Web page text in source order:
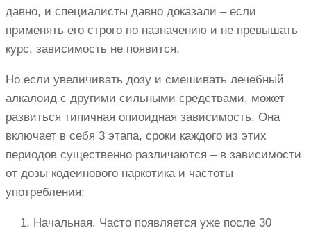
давно, и специалисты давно доказали – если
применять его строго по назначению и не превышать
курс, зависимость не появится.
Но если увеличивать дозу и смешивать лечебный
алкалоид с другими сильными средствами, может
развиться типичная опиоидная зависимость. Она
включает в себя 3 этапа, сроки каждого из этих
периодов существенно различаются – в зависимости
от дозы кодеинового наркотика и частоты
употребления:
Начальная. Часто появляется уже после 30